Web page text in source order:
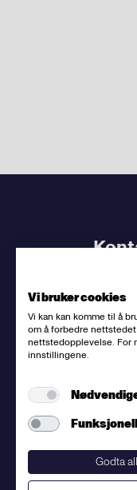
dem.
Om
Vi bruker cookies
Vi kan kan komme til å
om å forbedre
nettstedopplevelse. For
innstillingene.
Godta